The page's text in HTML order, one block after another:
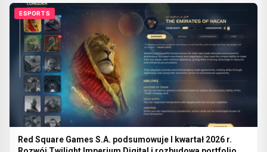
ESPORTS
Red Square Games S.A. podsumowuje I kwartał 2026 r.